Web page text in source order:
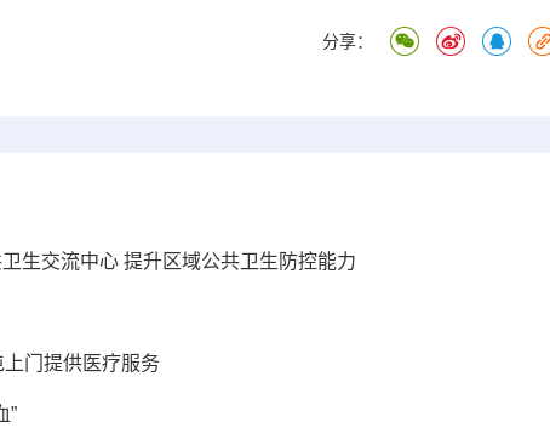
分享：
生交流中心 提升区域公共卫生防控能力
门提供医疗服务
”